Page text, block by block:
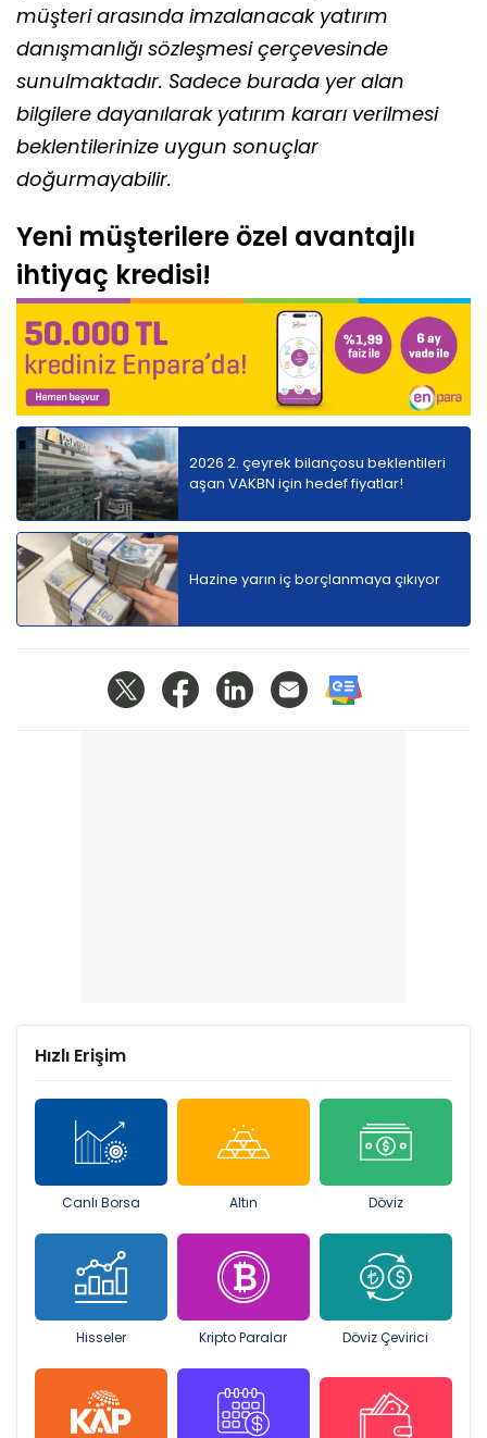
müşteri arasında imzalanacak yatırım
danışmanlığı sözleşmesi çerçevesinde
sunulmaktadır. Sadece burada yer alan
bilgilere dayanılarak yatırım kararı verilmesi
beklentilerinize uygun sonuçlar
doğurmayabilir.
Yeni müşterilere özel avantajlı
ihtiyaç kredisi!
2026 2. çeyrek bilançosu beklentileri
aşan VAKBN için hedef fiyatlar!
Hazine yarın iç borçlanmaya çıkıyor
Hızlı Erişim
Canlı Borsa Altın Döviz
Hisseler Kripto Paralar Döviz Çevirici